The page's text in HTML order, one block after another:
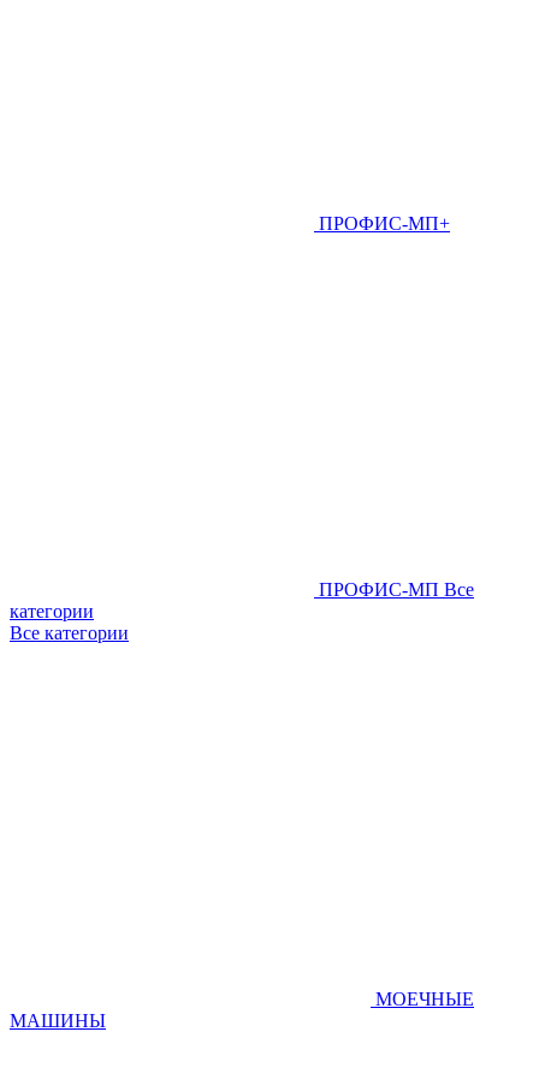
ПРОФИС-МП+
ПРОФИС-МП Все
категории
Все категории
МОЕЧНЫЕ
МАШИНЫ